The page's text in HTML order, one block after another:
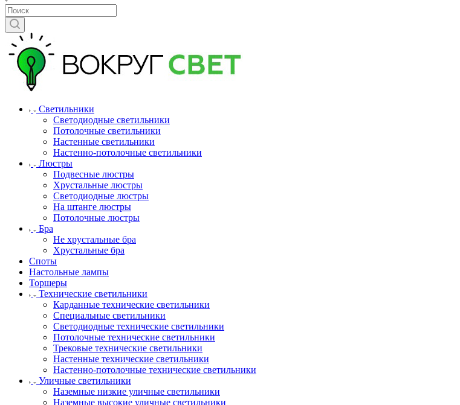
Светильники
Светодиодные светильники
Потолочные светильники
Настенные светильники
Настенно-потолочные светильники
Люстры
Подвесные люстры
Хрустальные люстры
Светодиодные люстры
На штанге люстры
Потолочные люстры
Бра
Не хрустальные бра
Хрустальные бра
Споты
Настольные лампы
Торшеры
Технические светильники
Карданные технические светильники
Специальные светильники
Светодиодные технические светильники
Потолочные технические светильники
Трековые технические светильники
Настенные технические светильники
Настенно-потолочные технические светильники
Уличные светильники
Наземные низкие уличные светильники
Наземные высокие уличные светильники